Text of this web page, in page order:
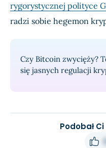
rygorystycznej polityce
radzi sobie hegemon
Czy Bitcoin zwycięży?
się jasnych regulacji
Podobał